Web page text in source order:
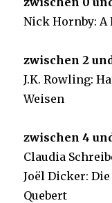
Nick Hornby: A
zwischen 2
J.K. Rowling:
Weisen
zwischen 4
Claudia
Joël Dicker:
Quebert